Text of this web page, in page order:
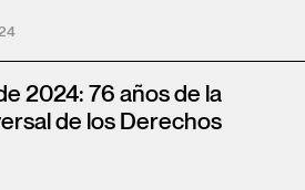
2024: 76 años de la
de los Derechos